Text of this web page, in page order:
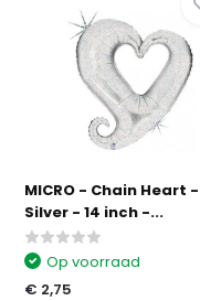
MICRO - Chain Heart -
Silver - 14 inch -...
Op voorraad
€ 2,75